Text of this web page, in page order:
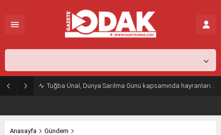
Tuğba Ünal, Dünya Sarılma Günü kapsamında hayranlarıyla buluştu
Anasayfa
Gündem